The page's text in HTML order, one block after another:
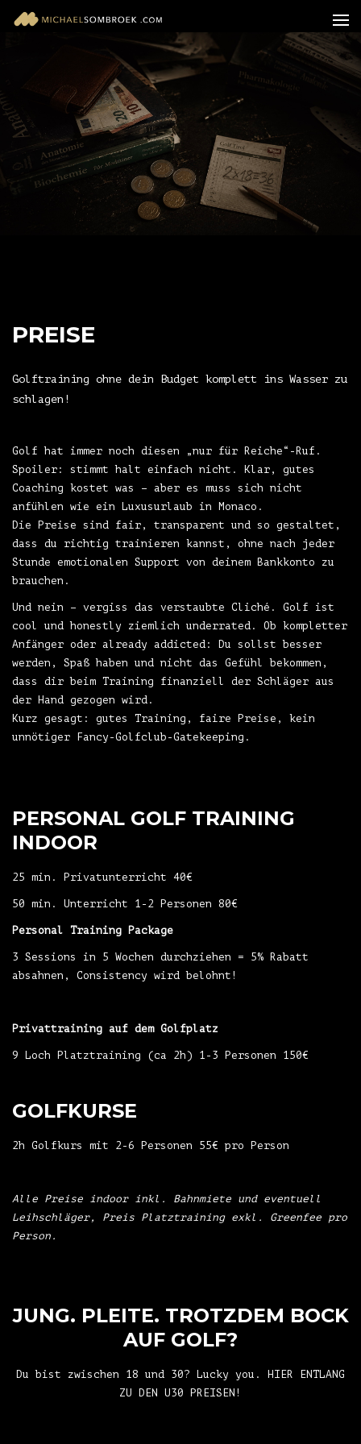
PREISE
Golftraining ohne dein Budget komplett ins Wasser zu
schlagen!
Golf hat immer noch diesen „nur für Reiche“-Ruf.
Spoiler: stimmt halt einfach nicht. Klar, gutes
Coaching kostet was – aber es muss sich nicht
anfühlen wie ein Luxusurlaub in Monaco.
Die Preise sind fair, transparent und so gestaltet,
dass du richtig trainieren kannst, ohne nach jeder
Stunde emotionalen Support von deinem Bankkonto zu
brauchen.
Und nein – vergiss das verstaubte Cliché. Golf ist
cool und honestly ziemlich underrated. Ob kompletter
Anfänger oder already addicted: Du sollst besser
werden, Spaß haben und nicht das Gefühl bekommen,
dass dir beim Training finanziell der Schläger aus
der Hand gezogen wird.
Kurz gesagt: gutes Training, faire Preise, kein
unnötiger Fancy-Golfclub-Gatekeeping.
PERSONAL GOLF TRAINING
INDOOR
25 min. Privatunterricht 40€
50 min. Unterricht 1-2 Personen 80€
Personal Training Package
3 Sessions in 5 Wochen durchziehen = 5% Rabatt
absahnen, Consistency wird belohnt!
Privattraining auf dem Golfplatz
9 Loch Platztraining (ca 2h) 1-3 Personen 150€
GOLFKURSE
2h Golfkurs mit 2-6 Personen 55€ pro Person
Alle Preise indoor inkl. Bahnmiete und eventuell
Leihschläger, Preis Platztraining exkl. Greenfee pro
Person.
JUNG. PLEITE. TROTZDEM BOCK
AUF GOLF?
Du bist zwischen 18 und 30? Lucky you.
HIER ENTLANG
ZU DEN U30 PREISEN!